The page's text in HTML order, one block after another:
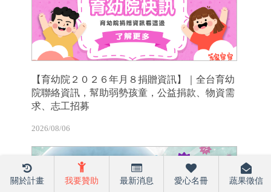
【育幼院２０２６年月８捐贈資訊】｜全台育幼
院聯絡資訊，幫助弱勢孩童，公益捐款、物資需
求、志工招募
2026/08/06
關於計畫 我要贊助 最新消息 愛心名冊 蔬果徵信